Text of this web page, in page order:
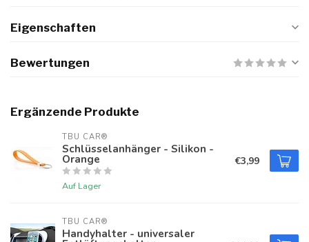
Eigenschaften
Bewertungen
Ergänzende Produkte
TBU CAR®
Schlüsselanhänger - Silikon -
Orange
Auf Lager
€3,99
TBU CAR®
Handyhalter - universaler